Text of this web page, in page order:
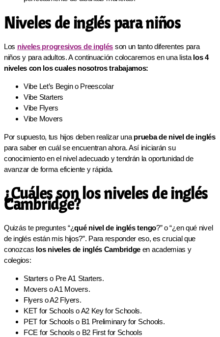
Niveles de inglés para niños
Los niveles progresivos de inglés son un tanto diferentes para
niños y para adultos. A continuación colocaremos en una lista los 4
nivelescon los cuales nosotros trabajamos:
Vibe Let’s Begin o Preescolar
Vibe Starters
Vibe Flyers
Vibe Movers
Por supuesto, tus hijos deben realizar una prueba de nivel de inglés
para saber en cuál se encuentran ahora. Así iniciarán su
conocimiento en el nivel adecuado y tendrán la oportunidad de
avanzar de forma eficiente y rápida.
¿Cuáles son los niveles de inglés
Cambridge?
Quizás te preguntes “¿qué nivel de inglés tengo?” o “¿en qué nivel
de inglés están mis hijos?”. Para responder eso, es crucial que
conozcas los niveles de inglés Cambridge en academias y
colegios:
Starters o Pre A1 Starters.
Movers o A1 Movers.
Flyers o A2 Flyers.
KET for Schools o A2 Key for Schools.
PET for Schools o B1 Preliminary for Schools.
FCE for Schools o B2 First for Schools